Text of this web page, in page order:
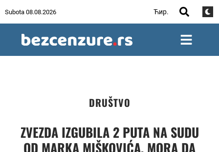
Subota 08.08.2026 Ћир.
DRUŠTVO
ZVEZDA IZGUBILA 2 PUTA NA SUDU
OD MARKA MIŠKOVIĆA, MORA DA